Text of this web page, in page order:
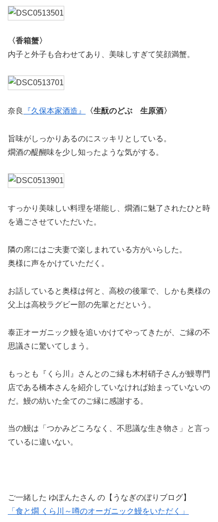
〈香箱蟹〉
内子と外子も合わせてあり、美味しすぎて笑顔満蟹。
奈良 『久保本家酒造』 〈生酛のどぶ 生原酒〉
旨味がしっかりあるのにスッキリとしている。
燗酒の醍醐味を少し知ったような気がする。
すっかり美味しい料理を堪能し、燗酒に魅了されたひと時
を過ごさせていただいた。
隣の席にはご夫妻で楽しまれている方がいらした。
奥様に声をかけていただく。
お話していると奥様は何と、高校の後輩で、しかも奥様の
父上は高校ラグビー部の先輩とだという。
泰正オーガニック鰻を追いかけてやってきたが、ご縁の不
思議さに驚いてしまう。
もっとも『くら川』さんとのご縁も木村硝子さんが鰻専門
店である橋本さんを紹介していなければ始まっていないの
だ。鰻の紡いた全てのご縁に感謝する。
当の鰻は「つかみどころなく、不思議な生き物さ」と言っ
ているに違いない。
ご一緒した ゆぽんたさん の【うなぎのぼりブログ】
「食と燗 くら川～噂のオーガニック鰻をいただく」